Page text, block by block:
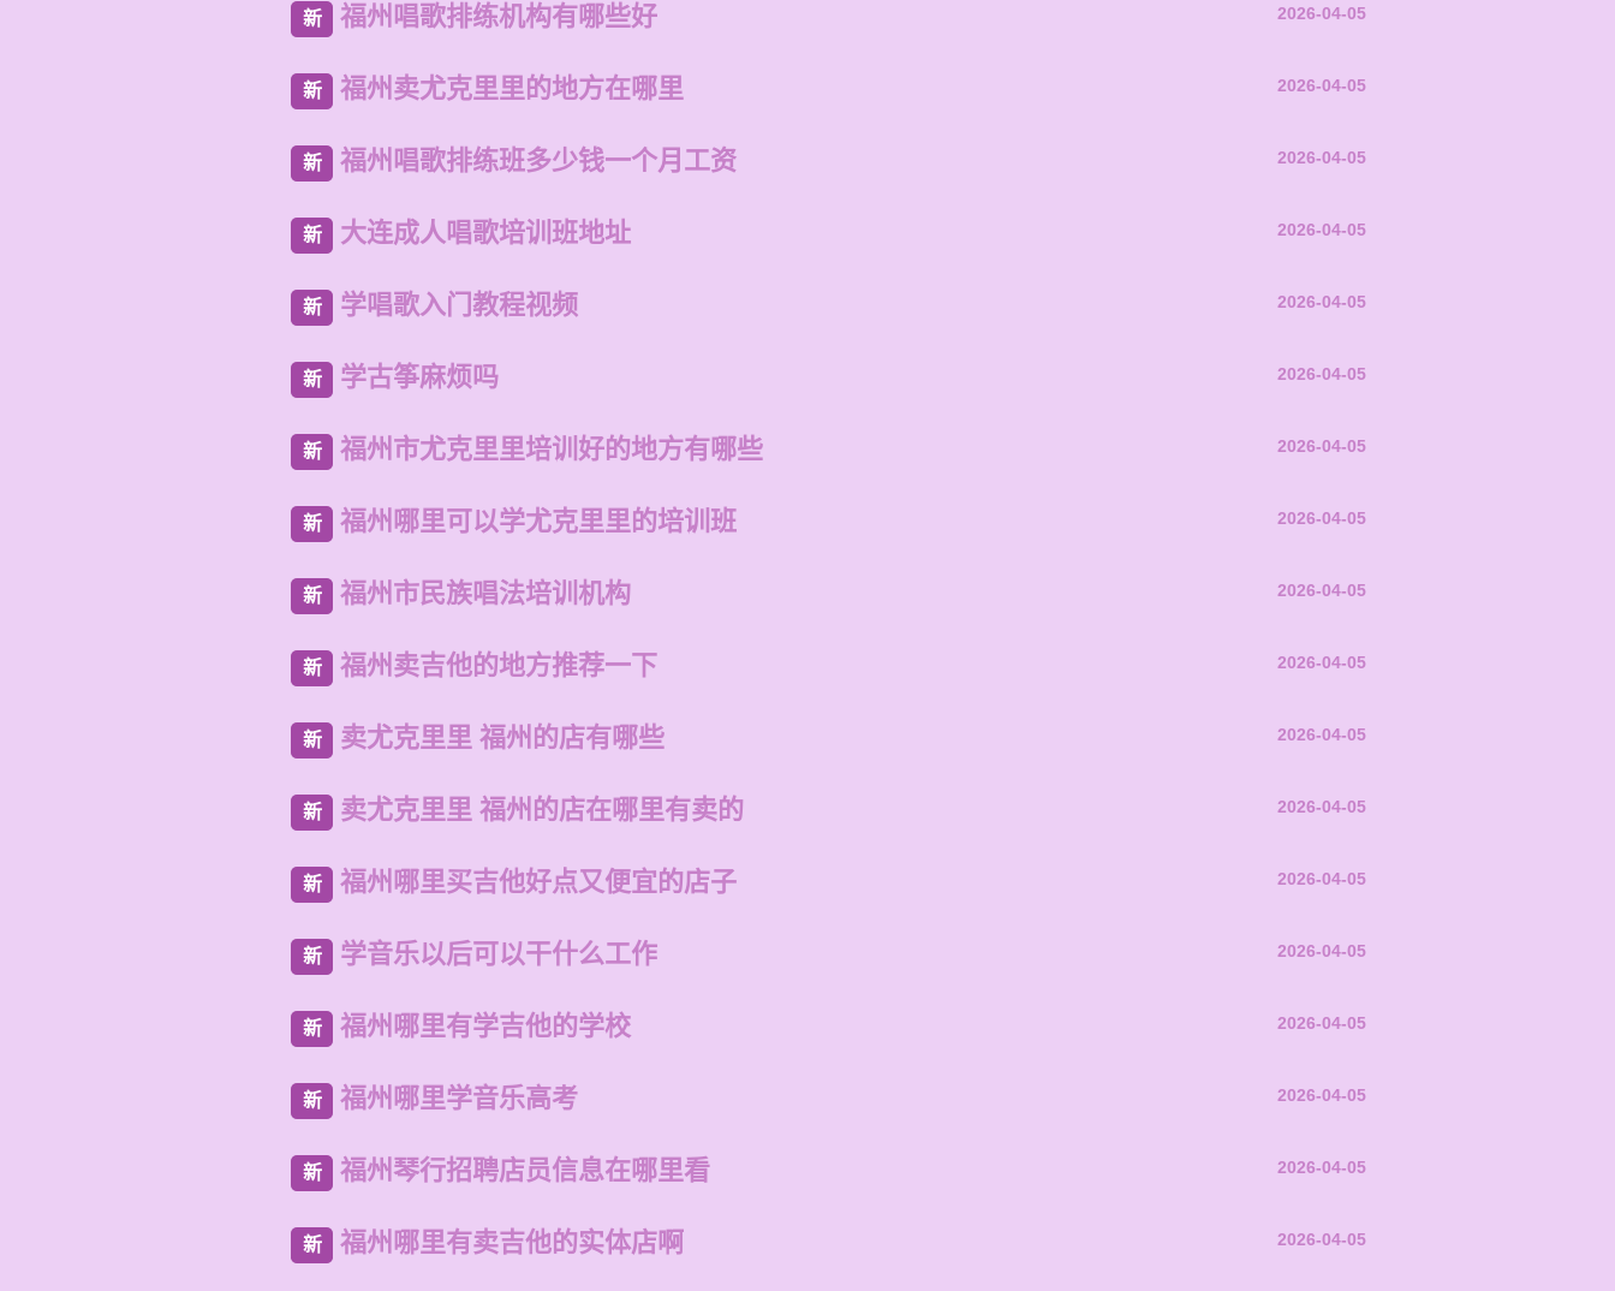
新 福州唱歌排练机构有哪些好 2026-04-05
新 福州卖尤克里里的地方在哪里 2026-04-05
新 福州唱歌排练班多少钱一个月工资 2026-04-05
新 大连成人唱歌培训班地址 2026-04-05
新 学唱歌入门教程视频 2026-04-05
新 学古筝麻烦吗 2026-04-05
新 福州市尤克里里培训好的地方有哪些 2026-04-05
新 福州哪里可以学尤克里里的培训班 2026-04-05
新 福州市民族唱法培训机构 2026-04-05
新 福州卖吉他的地方推荐一下 2026-04-05
新 卖尤克里里 福州的店有哪些 2026-04-05
新 卖尤克里里 福州的店在哪里有卖的 2026-04-05
新 福州哪里买吉他好点又便宜的店子 2026-04-05
新 学音乐以后可以干什么工作 2026-04-05
新 福州哪里有学吉他的学校 2026-04-05
新 福州哪里学音乐高考 2026-04-05
新 福州琴行招聘店员信息在哪里看 2026-04-05
新 福州哪里有卖吉他的实体店啊 2026-04-05